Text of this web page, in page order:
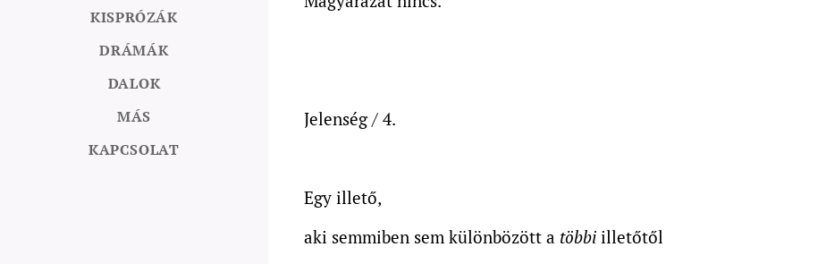
KISPRÓZÁK
DRÁMÁK
DALOK
MÁS
KAPCSOLAT
Jelenség / 4.
Egy illető,
aki semmiben sem különbözött a többi illetőtől